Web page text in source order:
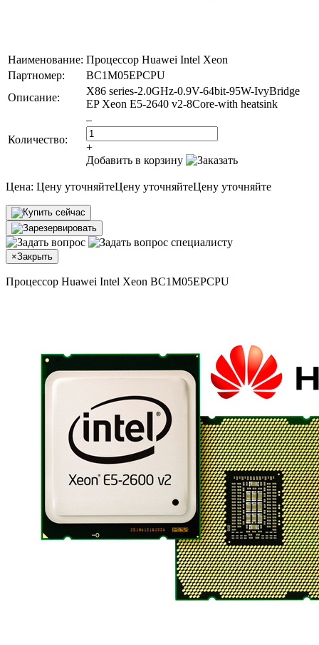
Наименование: Процессор Huawei Intel Xeon
Партномер:
BC1M05EPCPU
Описание:
X86 series-2.0GHz-0.9V-64bit-95W-IvyBridge
EP Xeon E5-2640 v2-8Core-with heatsink
Количество:
–
+
Добавить в корзину
Цена: Цену уточняйтеЦену уточняйтеЦену уточняйте
×Закрыть
Процессор Huawei Intel Xeon BC1M05EPCPU